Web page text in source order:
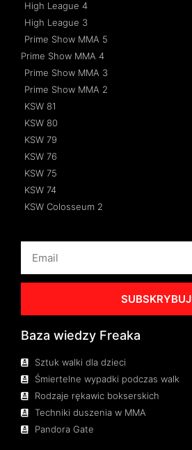
High League 4
High League 3
Prime Show MMA 5
Prime Show MMA 4
Prime Show MMA 3
Prime Show MMA 2
KSW 81
KSW 80
KSW 79
KSW 76
KSW 75
KSW 74
KSW Colosseum 2
SUBSKRYBUJ
Baza wiedzy Freaka
Sztuk walki dla dzieci
Śmiertelne wypadki podczas walk
Rodzaje rękawic bokserskich
Techniki duszenia w MMA
Pandora Gate